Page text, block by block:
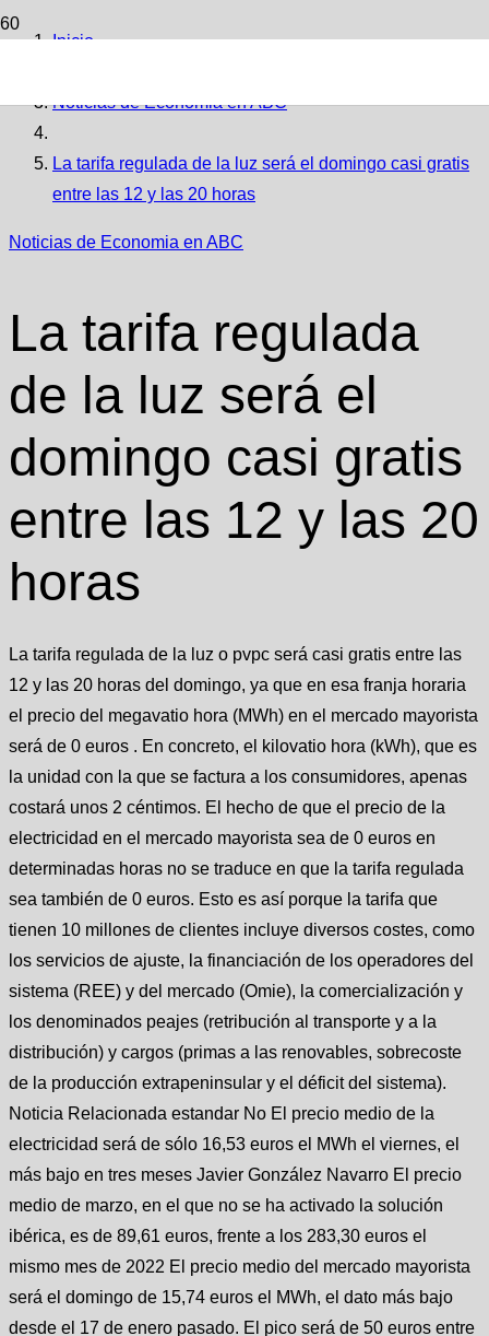
Inicio
Noticias de Economia en ABC
La tarifa regulada de la luz será el domingo casi gratis
entre las 12 y las 20 horas
Noticias de Economia en ABC
La tarifa regulada
de la luz será el
domingo casi gratis
entre las 12 y las 20
horas
La tarifa regulada de la luz o pvpc será casi gratis entre las
12 y las 20 horas del domingo, ya que en esa franja horaria
el precio del megavatio hora (MWh) en el mercado mayorista
será de 0 euros . En concreto, el kilovatio hora (kWh), que es
la unidad con la que se factura a los consumidores, apenas
costará unos 2 céntimos. El hecho de que el precio de la
electricidad en el mercado mayorista sea de 0 euros en
determinadas horas no se traduce en que la tarifa regulada
sea también de 0 euros. Esto es así porque la tarifa que
tienen 10 millones de clientes incluye diversos costes, como
los servicios de ajuste, la financiación de los operadores del
sistema (REE) y del mercado (Omie), la comercialización y
los denominados peajes (retribución al transporte y a la
distribución) y cargos (primas a las renovables, sobrecoste
de la producción extrapeninsular y el déficit del sistema).
Noticia Relacionada estandar No El precio medio de la
electricidad será de sólo 16,53 euros el MWh el viernes, el
más bajo en tres meses Javier González Navarro El precio
medio de marzo, en el que no se ha activado la solución
ibérica, es de 89,61 euros, frente a los 283,30 euros el
mismo mes de 2022 El precio medio del mercado mayorista
será el domingo de 15,74 euros el MWh, el dato más bajo
desde el 17 de enero pasado. El pico será de 50 euros entre